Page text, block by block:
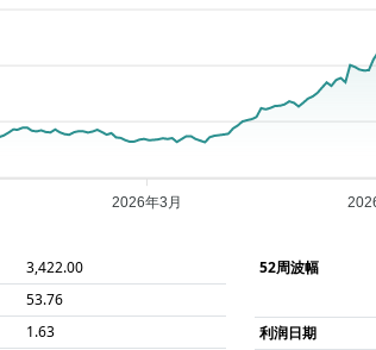
2026年3月
3,422.00
53.76
1.63
52周波幅
利润日期